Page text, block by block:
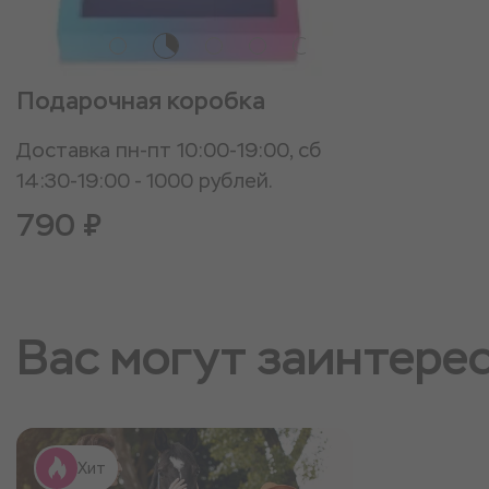
Подарочная коробка
Доставка пн-пт 10:00-19:00, сб
14:30-19:00 - 1000 рублей.
790 ₽
Вас могут
Хит